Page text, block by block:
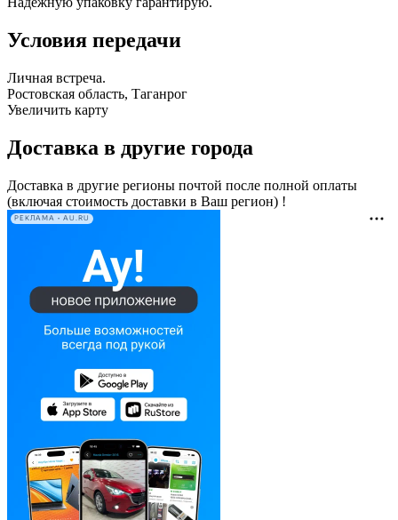
Условия передачи
Личная встреча.
Ростовская область, Таганрог
Увеличить карту
Доставка в другие города
Доставка в другие регионы почтой после полной оплаты
(включая стоимость доставки в Ваш регион) !
РЕКЛАМА • AU.RU